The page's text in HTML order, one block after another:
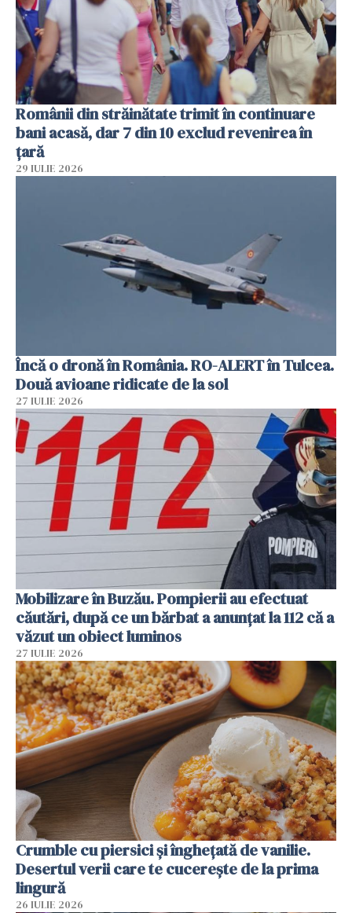
Românii din străinătate trimit în continuare
bani acasă, dar 7 din 10 exclud revenirea în
țară
29 IULIE 2026
Încă o dronă în România. RO-ALERT în Tulcea.
Două avioane ridicate de la sol
27 IULIE 2026
Mobilizare în Buzău. Pompierii au efectuat
căutări, după ce un bărbat a anunțat la 112 că a
văzut un obiect luminos
27 IULIE 2026
Crumble cu piersici și înghețată de vanilie.
Desertul verii care te cucerește de la prima
lingură
26 IULIE 2026